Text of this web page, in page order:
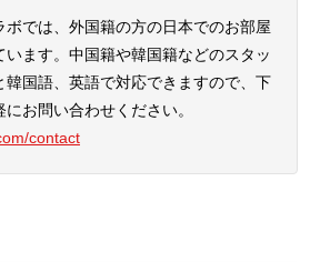
ボでは、外国籍の方の日本でのお部屋
ます。中国籍や韓国籍などのスタッ
韓国語、英語で対応できますので、下
お問い合わせください。
contact